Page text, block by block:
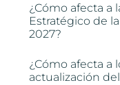
¿Cómo afecta a
Estratégico de
2027?
¿Cómo afecta a
actualización